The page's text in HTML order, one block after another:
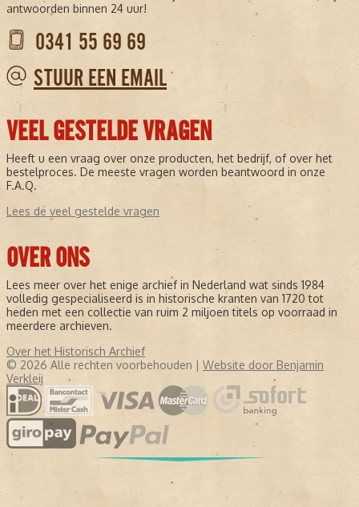
antwoorden binnen 24 uur!
0341 55 69 69
STUUR EEN EMAIL
VEEL GESTELDE VRAGEN
Heeft u een vraag over onze producten, het bedrijf, of over het
bestelproces. De meeste vragen worden beantwoord in onze
F.A.Q.
Lees de veel gestelde vragen
OVER ONS
Lees meer over het enige archief in Nederland wat sinds 1984
volledig gespecialiseerd is in historische kranten van 1720 tot
heden met een collectie van ruim 2 miljoen titels op voorraad in
meerdere archieven.
Over het Historisch Archief
© 2026 Alle rechten voorbehouden | Website door Benjamin
Verkleij